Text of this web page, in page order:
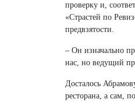
проверку и,
«Страстей по
предвзятости.
– Он изначально
нас, но ведущий
Досталось
ресторана, а сам,